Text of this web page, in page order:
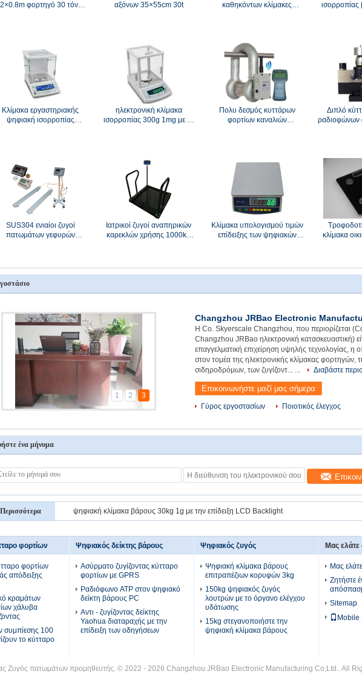
φορτηγό 30 τόνου
αξόνων 35×55cm 30t
καθηκόντων κλίμακες
Κλίμακα εργαστηριακής
ψηφιακή ισορροπίας
ηλεκτρονική κλίμακα
ισορροπίας 300g 1mg με τη
Πολυ δεσμός κυττάρων
φορτίων καναλιών
Διπλό
ραδιοφώνων
SUS304 ενιαίοι ζυγοί
πατωμάτων γεφυρών
Ιατρικοί ζυγοί αναπηρικών
καρεκλών χρήσης 1000kg
Κλίμακα υπολογισμού τιμών
επίδειξης των ψηφιακών
κλίμακα
1 2 3
Changzhou JRBao Electronic
Co,Ltd.
Η Co. Skyerscale Changzhou, που περιορίζεται
Changzhou JRBao ηλεκτρονική κατασκευαστική)
επαγγελματική επιχείρηση υψηλής τεχνολογίας, η
στον τομέα της ηλεκτρονικής κλίμακας φορτηγών,
σιδηροδρόμων, των ζυγίζοντ... ...
Διαβάστε
Επικοινωνήστε μαζί μας σήμερα
Γύρος εργοστασίων Ποιοτικός έλεγχος
ένα μήνυμα
Περισσότερα ψηφιακή κλίμακα βάρους 30kg 1g με την επίδειξη LCD Backlight
φορτίων
φορτίων
απόδειξης
κραμάτων
χάλυβα
συμπίεσης 100
το κύτταρο
Ψηφιακός δείκτης βάρους
Ασύρματο ζυγίζοντας κύτταρο
φορτίων με GPRS
Ραδιόφωνο ATP στον ψηφιακό
δείκτη βάρους PC
Αντι - ζυγίζοντας δείκτης
Yaohua διαταραχής με την
επίδειξη των οδηγήσεων
Ψηφιακός ζυγός
Ψηφιακή κλίμακα βάρους
επιτραπέζιων κορυφών 3kg
150kg ψηφιακός ζυγός
λουτρών με το όργανο ελέγχου
υδάτωσης
15kg στεγανοποιήστε την
ψηφιακή κλίμακα βάρους
Μας
Μας
Ζητήστε
Sitemap
Mobile
Ζυγός πατωμάτων προμηθευτής. © 2022 - 2026 Changzhou JRBao Electronic Manufacturing Co,Ltd.. All